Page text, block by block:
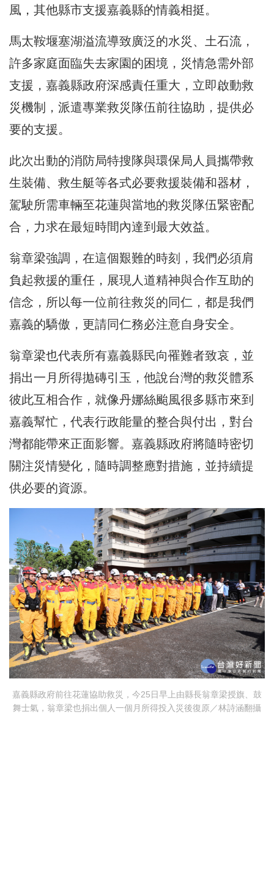
風，其他縣市支援嘉義縣的情義相挺。
馬太鞍堰塞湖溢流導致廣泛的水災、土石流，
許多家庭面臨失去家園的困境，災情急需外部
支援，嘉義縣政府深感責任重大，立即啟動救
災機制，派遣專業救災隊伍前往協助，提供必
要的支援。
此次出動的消防局特搜隊與環保局人員攜帶救
生裝備、救生艇等各式必要救援裝備和器材，
駕駛所需車輛至花蓮與當地的救災隊伍緊密配
合，力求在最短時間內達到最大效益。
翁章梁強調，在這個艱難的時刻，我們必須肩
負起救援的重任，展現人道精神與合作互助的
信念，所以每一位前往救災的同仁，都是我們
嘉義的驕傲，更請同仁務必注意自身安全。
翁章梁也代表所有嘉義縣民向罹難者致哀，並
捐出一月所得拋磚引玉，他說台灣的救災體系
彼此互相合作，就像丹娜絲颱風很多縣市來到
嘉義幫忙，代表行政能量的整合與付出，對台
灣都能帶來正面影響。嘉義縣政府將隨時密切
關注災情變化，隨時調整應對措施，並持續提
供必要的資源。
嘉義縣政府前往花蓮協助救災，今25日早上由縣長翁章梁授旗、鼓
舞士氣，翁章梁也捐出個人一個月所得投入災後復原／林詩涵翻攝